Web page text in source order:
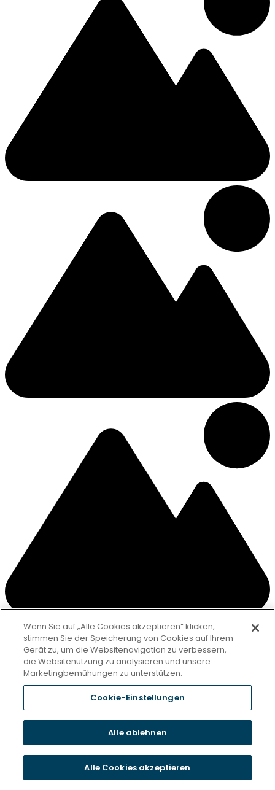
Seniorenresidenz Geertz Bad
Schwartau
Clariane Website öffnen
Wenn Sie auf „Alle Cookies akzeptieren“ klicken,
stimmen Sie der Speicherung von Cookies auf Ihrem
Gerät zu, um die Websitenavigation zu verbessern,
die Websitenutzung zu analysieren und unsere
Marketingbemühungen zu unterstützen.
Cookie-Einstellungen
Alle ablehnen
Alle Cookies akzeptieren